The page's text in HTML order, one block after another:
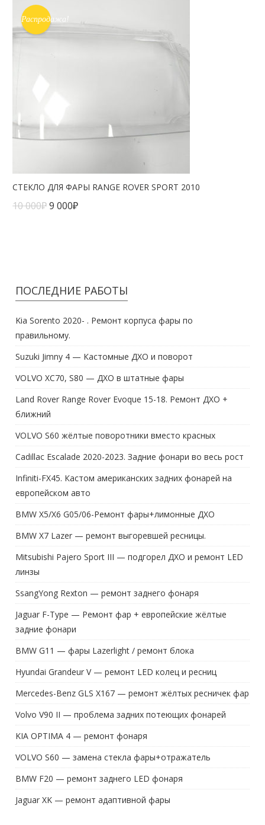
Распродажа!
СТЕКЛО ДЛЯ ФАРЫ RANGE ROVER SPORT 2010
10 000₽9 000₽
ПОСЛЕДНИЕ РАБОТЫ
Kia Sorento 2020- . Ремонт корпуса фары по
правильному.
Suzuki Jimny 4 — Кастомные ДХО и поворот
VOLVO XC70, S80 — ДХО в штатные фары
Land Rover Range Rover Evoque 15-18. Ремонт ДХО +
ближний
VOLVO S60 жёлтые поворотники вместо красных
Cadillac Escalade 2020-2023. Задние фонари во весь рост
Infiniti-FX45. Кастом американских задних фонарей на
европейском авто
BMW X5/X6 G05/06-Ремонт фары+лимонные ДХО
BMW X7 Lazer — ремонт выгоревшей ресницы.
Mitsubishi Pajero Sport III — подгорел ДХО и ремонт LED
линзы
SsangYong Rexton — ремонт заднего фонаря
Jaguar F-Type — Ремонт фар + европейские жёлтые
задние фонари
BMW G11 — фары Lazerlight / ремонт блока
Hyundai Grandeur V — ремонт LED колец и ресниц
Mercedes-Benz GLS X167 — ремонт жёлтых ресничек фар
Volvo V90 II — проблема задних потеющих фонарей
KIA OPTIMA 4 — ремонт фонаря
VOLVO S60 — замена стекла фары+отражатель
BMW F20 — ремонт заднего LED фонаря
Jaguar XK — ремонт адаптивной фары